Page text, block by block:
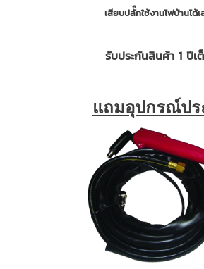
เสียบปลั๊กใช้งานไฟบ้านได้
รับประกันสินค้า 1 ปีเ
แถมอุปกรณ์ปร